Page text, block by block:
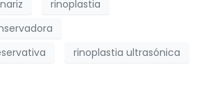
rinoplastia
rinoplastia ultrasónica